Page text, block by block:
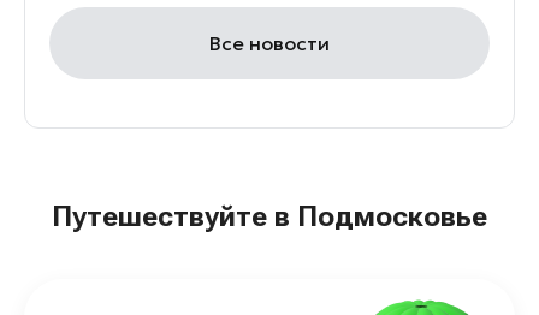
Все новости
Путешествуйте в Подмосковье